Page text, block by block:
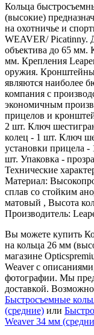
Кольца
(высокие)
на охотничье и
WEAVER/ Picatinny.
объектива до 65 мм.
мм. Крепления
оружия. Кронштейны
являются наиболее
компания с
экономичным
прицелов и
2 шт. Ключ
колец - 1 шт. Ключ
установки прицела
шт. Упаковка -
Технические
Материал:
сплав со стойким
матовый , Высота
Производитель:
Вы можете купить
на кольца 26 мм
магазине
Weaver с
фотографии. Мы
доставкой.
Быстросъемные
(средние) или
Weaver 34 мм